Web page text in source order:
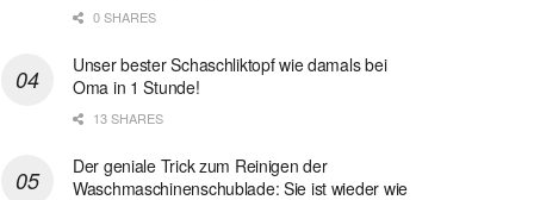
0 SHARES
Unser bester Schaschliktopf wie damals bei
Oma in 1 Stunde!
13 SHARES
Der geniale Trick zum Reinigen der
Waschmaschinenschublade: Sie ist wieder wie